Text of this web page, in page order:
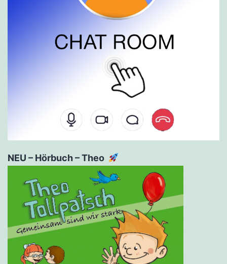
NEU – Hörbuch – Theo